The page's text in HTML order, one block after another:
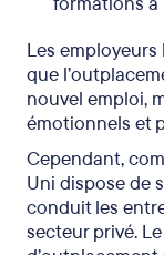
Les
que
nouvel emploi,
émotionnels et
Cependant,
Uni dispose de
conduit les
secteur privé.